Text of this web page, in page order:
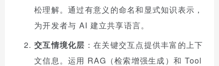
松理解。通过有意义的命名和显式知识表示，
为开发者与 AI 建立共享语言。
交互情境化层 ：在关键交互点提供丰富的上下
文信息。运用 RAG（检索增强生成）和 Tool